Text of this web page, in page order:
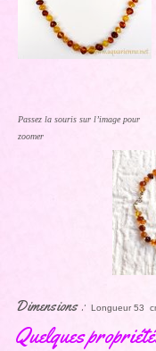
Passez la souris sur l’image pour
zoomer
Dimensions : Longueur 53
Quelques